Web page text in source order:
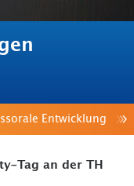
Entwicklung
Tag an der TH